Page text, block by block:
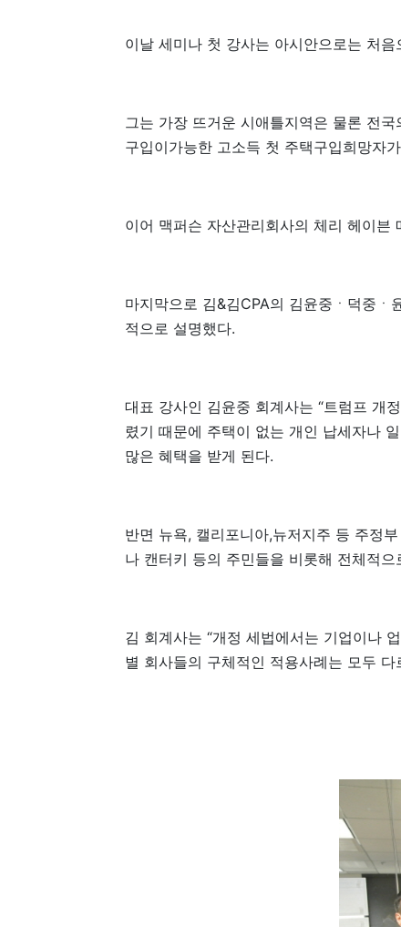
이날 세미나 첫 강사는 아시안으로는 처
그는 가장 뜨거운 시애틀지역은 물론 전
구입이가능한 고소득 첫 주택구입희망자
이어 맥퍼슨 자산관리회사의 체리 헤이
마지막으로 김&김CPA의 김윤중ㆍ덕중
적으로 설명했다.
대표 강사인 김윤중 회계사는 “트럼프 개
렸기 때문에 주택이 없는 개인 납세자나
많은 혜택을 받게 된다.
반면 뉴욕, 캘리포니아,뉴저지주 등 주정
나 캔터키 등의 주민들을 비롯해 전체적
김 회계사는 “개정 세법에서는 기업이나
별 회사들의 구체적인 적용사례는 모두